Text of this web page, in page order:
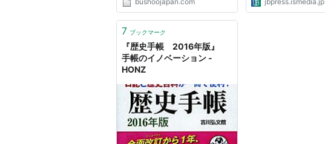
7 ブックマーク
『歴史手帳 2016年版』
手帳のイノベーション -
HONZ